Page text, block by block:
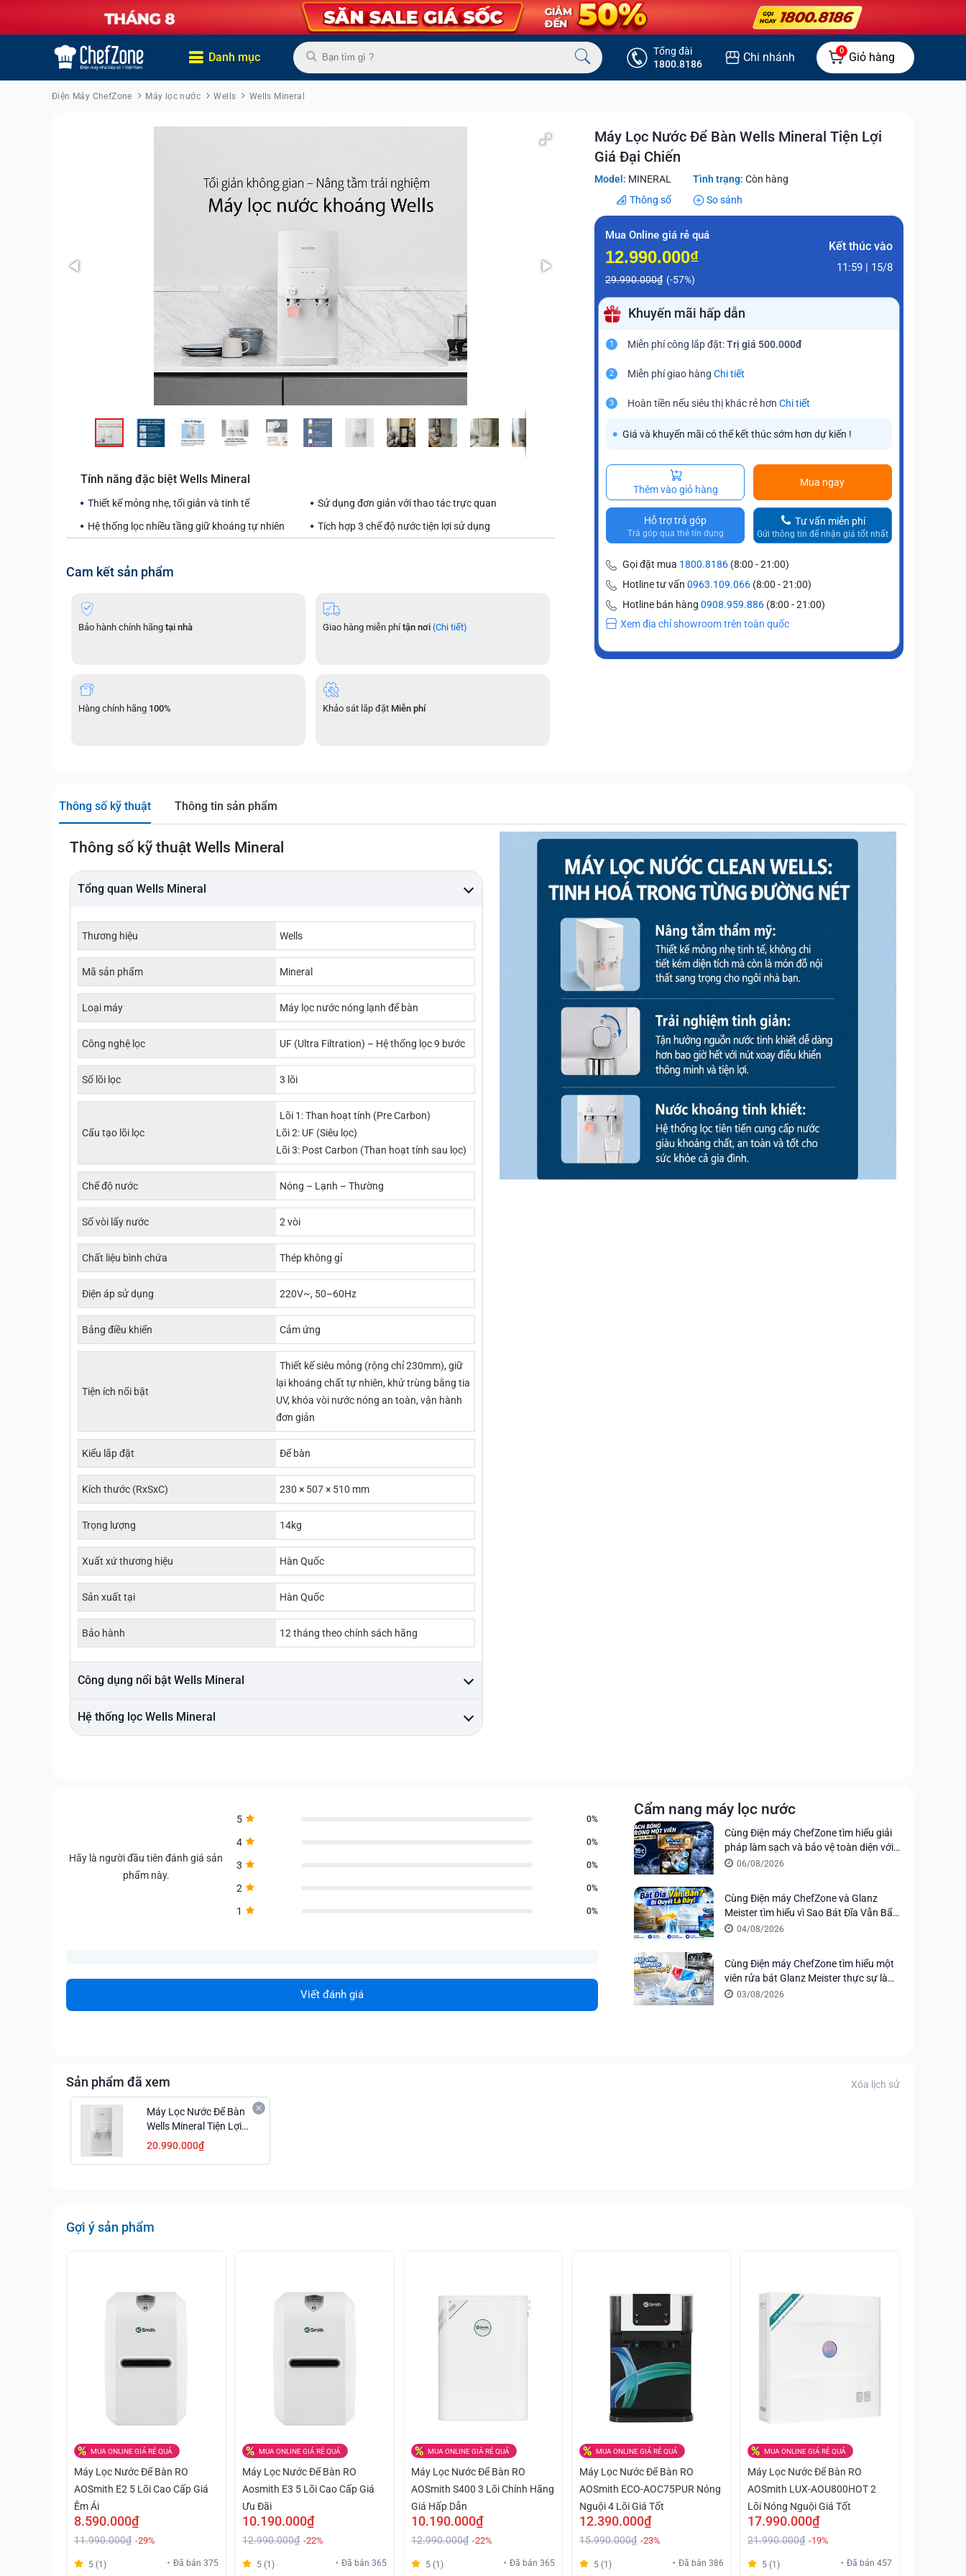
Danh mục
Tổng đài
1800.8186
Chi nhánh 0 Giỏ hàng
Điện Máy ChefZone Máy lọc nước Wells Wells Mineral
Tính năng đặc biệt Wells Mineral
Thiết kế mỏng nhẹ, tối giản và tinh tế
Sử dụng đơn giản với thao tác trực quan
Hệ thống lọc nhiều tầng giữ khoáng tự nhiên
Tích hợp 3 chế độ nước tiện lợi sử dụng
Cam kết sản phẩm
Bảo hành chính hãng tại nhà Giao hàng miễn phítận nơi (Chi tiết)
Hàng chính hãng 100% Khảo sát lắp đặt Miễn phí
Máy Lọc Nước Để Bàn Wells Mineral Tiện Lợi
Giá Đại Chiến
Model: MINERAL Tình trạng: Còn hàng
Thông số
So sánh
Mua Online giá rẻ quá
12.990.000₫
29.990.000₫ (-57%)
Kết thúc vào
11:59 | 15/8
Khuyến mãi hấp dẫn
1 Miễn phí công lắp đặt:Trị giá 500.000đ
2 Miễn phí giao hàng Chi tiết
3 Hoàn tiền nếu siêu thị khác rẻ hơn Chi tiết
Giá và khuyến mãi có thể kết thúc sớm hơn dự kiến !
Thêm vào giỏ hàng
Mua ngay
Hỗ trợ trả góp
Trả góp qua thẻ tín dụng
Tư vấn miễn phí
Gửi thông tin để nhận giá tốt nhất
Gọi đặt mua 1800.8186 (8:00 - 21:00)
Hotline tư vấn 0963.109.066 (8:00 - 21:00)
Hotline bán hàng 0908.959.886 (8:00 - 21:00)
Xem địa chỉ showroom trên toàn quốc
Thông số kỹ thuật Thông tin sản phẩm
Thông số kỹ thuật Wells Mineral
Tổng quan Wells Mineral
Thương hiệu Wells
Mã sản phẩm Mineral
Loại máy Máy lọc nước nóng lạnh để bàn
Công nghệ lọc UF (Ultra Filtration) – Hệ thống lọc 9 bước
Số lõi lọc 3 lõi
Cấu tạo lõi lọc
Lõi 1: Than hoạt tính (Pre Carbon)
Lõi 2: UF (Siêu lọc)
Lõi 3: Post Carbon (Than hoạt tính sau lọc)
Chế độ nước Nóng – Lạnh – Thường
Số vòi lấy nước 2 vòi
Chất liệu bình chứa Thép không gỉ
Điện áp sử dụng 220V~, 50–60Hz
Bảng điều khiển Cảm ứng
Tiện ích nổi bật
Thiết kế siêu mỏng (rộng chỉ 230mm), giữ
lại khoáng chất tự nhiên, khử trùng bằng tia
UV, khóa vòi nước nóng an toàn, vận hành
đơn giản
Kiểu lắp đặt Để bàn
Kích thước (RxSxC) 230 × 507 × 510 mm
Trọng lượng 14kg
Xuất xứ thương hiệu Hàn Quốc
Sản xuất tại Hàn Quốc
Bảo hành 12 tháng theo chính sách hãng
Công dụng nổi bật Wells Mineral
Hệ thống lọc Wells Mineral
Hãy là người đầu tiên đánh giá sản
phẩm này.
5 0%
4 0%
3 0%
2 0%
1 0%
Viết đánh giá
Cẩm nang máy lọc nước
Cùng Điện máy ChefZone tìm hiểu giải
pháp làm sạch và bảo vệ toàn diện với
viên rửa chén Glanz Meister All in 1
06/08/2026
Cùng Điện máy ChefZone và Glanz
Meister tìm hiểu vì Sao Bát Đĩa Vẫn Bẩn
Sau Khi Rửa Máy? Bí Quyết Nằm Ở Viên
04/08/2026
Cùng Điện máy ChefZone tìm hiểu một
viên rửa bát Glanz Meister thực sự làm
được bao nhiêu việc?
03/08/2026
Sản phẩm đã xem Xóa lịch sử
Máy Lọc Nước Để Bàn
Wells Mineral Tiện Lợi
Giá Đại Chiến
20.990.000₫
Gợi ý sản phẩm
MUA ONLINE GIÁ RẺ QUÁ
Máy Lọc Nước Để Bàn RO
AOSmith E2 5 Lõi Cao Cấp Giá
Êm Ái
8.590.000₫
11.990.000₫ -29%
5 (1) Đã bán 375
MUA ONLINE GIÁ RẺ QUÁ
Máy Lọc Nước Để Bàn RO
Aosmith E3 5 Lõi Cao Cấp Giá
Ưu Đãi
10.190.000₫
12.990.000₫ -22%
5 (1) Đã bán 365
MUA ONLINE GIÁ RẺ QUÁ
Máy Lọc Nước Để Bàn RO
AOSmith S400 3 Lõi Chính Hãng
Giá Hấp Dẫn
10.190.000₫
12.990.000₫ -22%
5 (1) Đã bán 365
MUA ONLINE GIÁ RẺ QUÁ
Máy Lọc Nước Để Bàn RO
AOSmith ECO-AOC75PUR Nóng
Nguội 4 Lõi Giá Tốt
12.390.000₫
15.990.000₫ -23%
5 (1) Đã bán 386
MUA ONLINE GIÁ RẺ QUÁ
Máy Lọc Nước Để Bàn RO
AOSmith LUX-AOU800HOT 2
Lõi Nóng Nguội Giá Tốt
17.990.000₫
21.990.000₫ -19%
5 (1) Đã bán 457